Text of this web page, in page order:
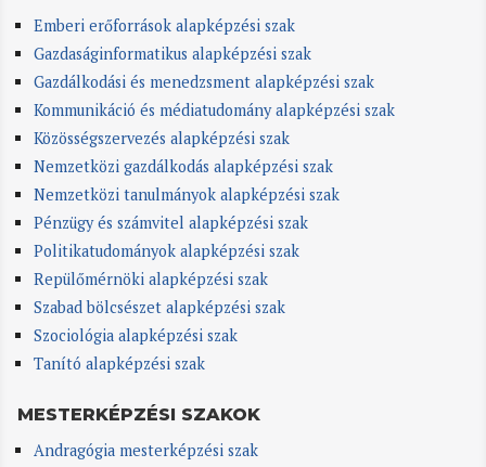
Emberi erőforrások alapképzési szak
Gazdaságinformatikus alapképzési szak
Gazdálkodási és menedzsment alapképzési szak
Kommunikáció és médiatudomány alapképzési szak
Közösségszervezés alapképzési szak
Nemzetközi gazdálkodás alapképzési szak
Nemzetközi tanulmányok alapképzési szak
Pénzügy és számvitel alapképzési szak
Politikatudományok alapképzési szak
Repülőmérnöki alapképzési szak
Szabad bölcsészet alapképzési szak
Szociológia alapképzési szak
Tanító alapképzési szak
MESTERKÉPZÉSI SZAKOK
Andragógia mesterképzési szak